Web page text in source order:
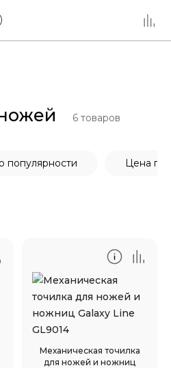
6 товаров
популярности Цена по
Механическая точилка
для ножей и ножниц